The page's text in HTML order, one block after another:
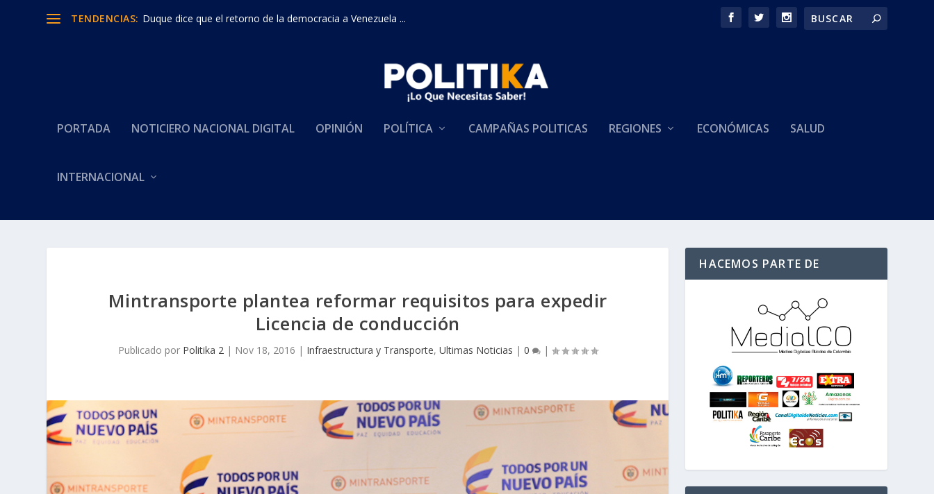
TENDENCIAS: Duque dice que el retorno de la democracia a Venezuela ...
PORTADA NOTICIERO NACIONAL DIGITAL OPINIÓN POLÍTICA CAMPAÑAS POLITICAS REGIONES ECONÓMICAS SALUD
INTERNACIONAL
Mintransporte plantea reformar requisitos para expedir
Licencia de conducción
Publicado por Politika 2| Nov 18, 2016 | Infraestructura y Transporte, Ultimas Noticias | 0 |
HACEMOS PARTE DE